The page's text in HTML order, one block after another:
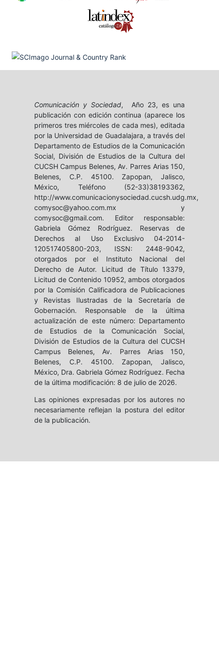
Comunicación y Sociedad, Año 23, es una
publicación con edición continua (aparece los
primeros tres miércoles de cada mes), editada
por la Universidad de Guadalajara, a través del
Departamento de Estudios de la Comunicación
Social, División de Estudios de la Cultura del
CUCSH Campus Belenes, Av. Parres Arias 150,
Belenes, C.P. 45100. Zapopan, Jalisco,
México, Teléfono (52-33)38193362,
http://www.comunicacionysociedad.cucsh.udg.mx,
comysoc@yahoo.com.mx y
comysoc@gmail.com. Editor responsable:
Gabriela Gómez Rodríguez. Reservas de
Derechos al Uso Exclusivo 04-2014-
120517405800-203, ISSN: 2448-9042,
otorgados por el Instituto Nacional del
Derecho de Autor. Licitud de Título 13379,
Licitud de Contenido 10952, ambos otorgados
por la Comisión Calificadora de Publicaciones
y Revistas Ilustradas de la Secretaría de
Gobernación. Responsable de la última
actualización de este número: Departamento
de Estudios de la Comunicación Social,
División de Estudios de la Cultura del CUCSH
Campus Belenes, Av. Parres Arias 150,
Belenes, C.P. 45100. Zapopan, Jalisco,
México, Dra. Gabriela Gómez Rodríguez. Fecha
de la última modificación: 8 de julio de 2026.
Las opiniones expresadas por los autores no
necesariamente reflejan la postura del editor
de la publicación.